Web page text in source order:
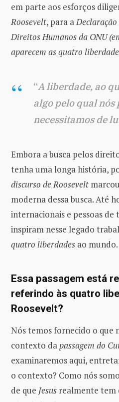
em parte aos esforços
Roosevelt, para a
Direitos Humanos da ONU
aparecem as quatro
“A liberdade, ao
algo pelo qual nós
necessitamos de
Embora a busca pelos
tenha uma longa história,
discurso de Roosevelt
moderna dessa busca. Até
internacionais e pessoas de
inspiram nesse legado
quatro liberdades ao mundo.
Essa passagem está
referindo às quatro
Roosevelt?
Nós temos fornecido o que
contexto dapassagem do
examinaremos aqui,
o contexto? Como nós
de que Jesus realmente tem